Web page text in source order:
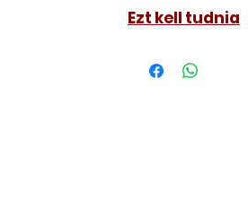
Ezt kell tudnia
távirányítós